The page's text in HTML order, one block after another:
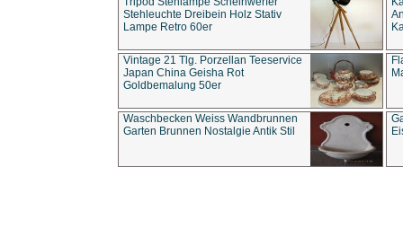
Stehleuchte Dreibein Holz Stativ
Lampe Retro 60er
Vintage 21 Tlg. Porzellan Teeservice
Japan China Geisha Rot
Goldbemalung 50er
Waschbecken Weiss Wandbrunnen
Garten Brunnen Nostalgie Antik Stil